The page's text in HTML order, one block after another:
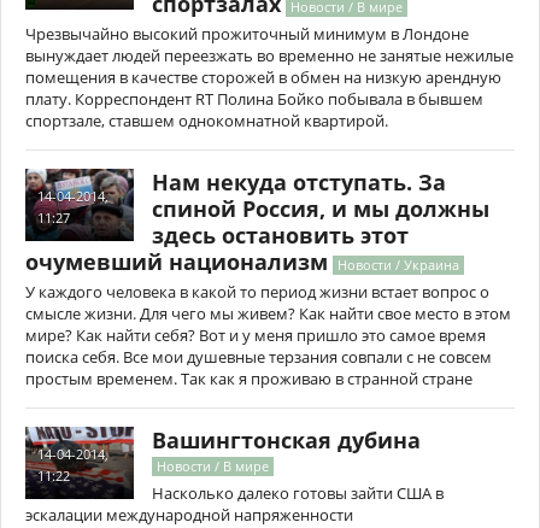
Новости / В мире
Чрезвычайно высокий прожиточный минимум в Лондоне
вынуждает людей переезжать во временно не занятые нежилые
помещения в качестве сторожей в обмен на низкую арендную
плату. Корреспондент RT Полина Бойко побывала в бывшем
спортзале, ставшем однокомнатной квартирой.
14-04-2014,
11:27
Нам некуда отступать. За
спиной Россия, и мы должны
здесь остановить этот
очумевший национализм
Новости / Украина
У каждого человека в какой то период жизни встает вопрос о
смысле жизни. Для чего мы живем? Как найти свое место в этом
мире? Как найти себя? Вот и у меня пришло это самое время
поиска себя. Все мои душевные терзания совпали с не совсем
простым временем. Так как я проживаю в странной стране
14-04-2014,
11:22
Вашингтонская дубина
Новости / В мире
Насколько далеко готовы зайти США в
эскалации международной напряженности